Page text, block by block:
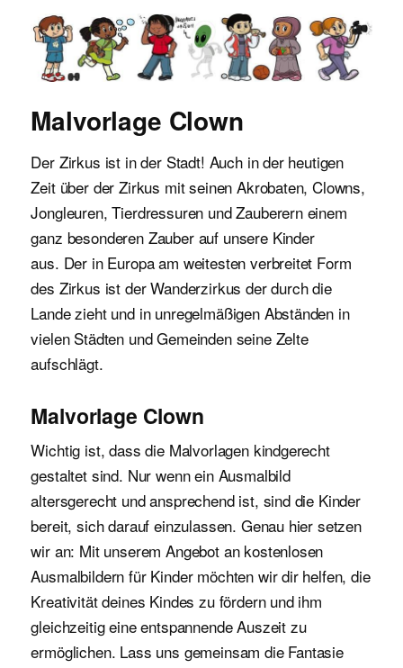
Malvorlagen für Kinder
Malvorlage Clown
Der Zirkus ist in der Stadt! Auch in der heutigen
Zeit über der Zirkus mit seinen Akrobaten, Clowns,
Jongleuren, Tierdressuren und Zauberern einem
ganz besonderen Zauber auf unsere Kinder
aus. Der in Europa am weitesten verbreitet Form
des Zirkus ist der Wanderzirkus der durch die
Lande zieht und in unregelmäßigen Abständen in
vielen Städten und Gemeinden seine Zelte
aufschlägt.
Malvorlage Clown
Wichtig ist, dass die Malvorlagen kindgerecht
gestaltet sind. Nur wenn ein Ausmalbild
altersgerecht und ansprechend ist, sind die Kinder
bereit, sich darauf einzulassen. Genau hier setzen
wir an: Mit unserem Angebot an kostenlosen
Ausmalbildern für Kinder möchten wir dir helfen, die
Kreativität deines Kindes zu fördern und ihm
gleichzeitig eine entspannende Auszeit zu
ermöglichen. Lass uns gemeinsam die Fantasie